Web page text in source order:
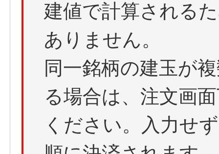
建値で計算される
ありません。
同一銘柄の建玉が
る場合は、注文画
ください。入力せ